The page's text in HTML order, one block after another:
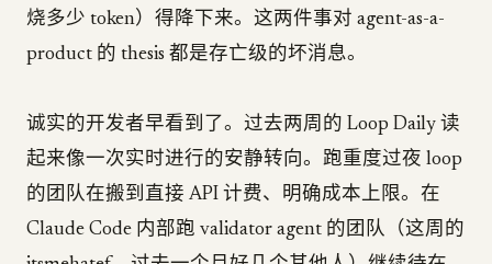
烧多少 token）得降下来。这两件事对 agent-as-a-
product 的 thesis 都是存亡级的坏消息。
诚实的开发者早看到了。过去两周的 Loop Daily 读
起来像一次实时进行的安静转向。跑重度过夜 loop
的团队在搬到直接 API 计费、明确成本上限。在
Claude Code 内部跑 validator agent 的团队（这周的